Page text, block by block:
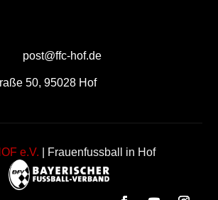
post@ffc-hof.de
50, 95028 Hof
e.V. | Frauenfussball in Hof